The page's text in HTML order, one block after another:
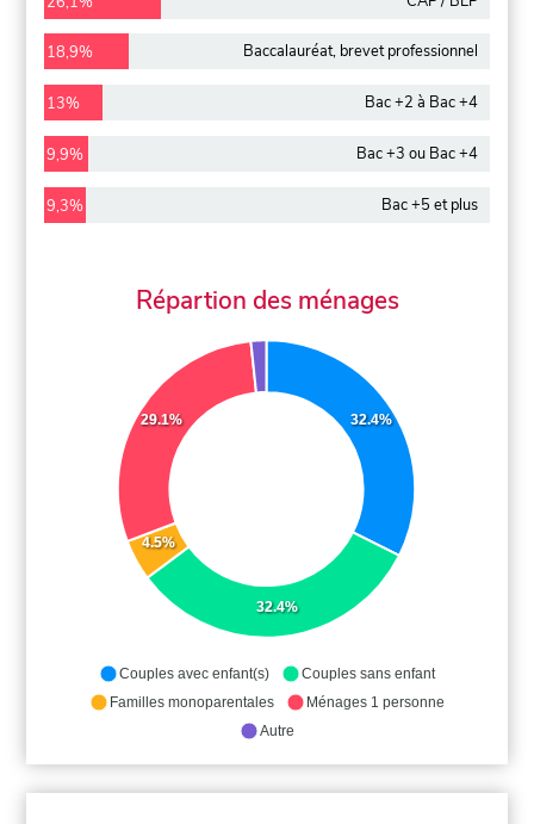
18,9% Baccalauréat, brevet professionnel
13% Bac +2 à Bac +4
9,9% Bac +3 ou Bac +4
9,3% Bac +5 et plus
Répartion des ménages
32.4%
32.4%
4.5%
29.1%
Couples avec enfant(s)
Couples sans enfant
Familles monoparentales
Ménages 1 personne
Autre